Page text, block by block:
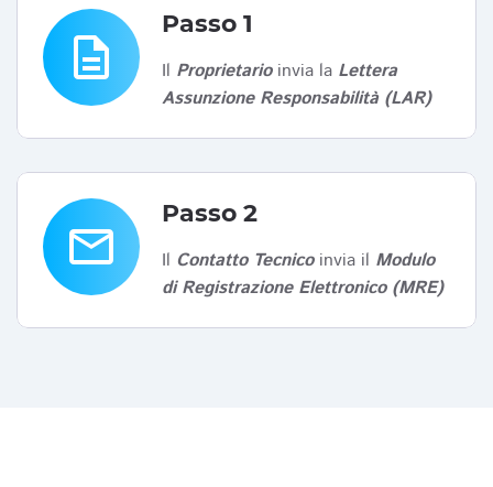
description
Passo 1
Il Proprietarioinvia la Lettera
Assunzione Responsabilità (LAR)
email
Passo 2
Il Contatto Tecnicoinvia il Modulo
di Registrazione Elettronico (MRE)